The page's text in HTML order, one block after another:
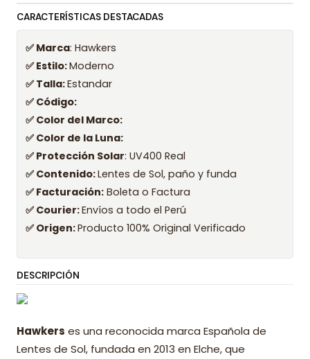
CARACTERÍSTICAS DESTACADAS
✅ Marca: Hawkers
✅ Estilo:Moderno
✅ Talla:Estandar
✅ Código:
✅ Color del Marco:
✅ Color de la Luna:
✅ Protección Solar: UV400 Real
✅ Contenido:Lentes de Sol, paño y funda
✅ Facturación: Boleta o Factura
✅ Courier:Envíos a todo el Perú
✅ Origen:Producto 100% Original Verificado
DESCRIPCIÓN
Hawkers es una reconocida marca Española de
Lentes de Sol, fundada en 2013 en Elche, que